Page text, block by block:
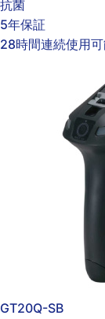
抗菌
5年保証
28時間連続使用
GT20Q-SB